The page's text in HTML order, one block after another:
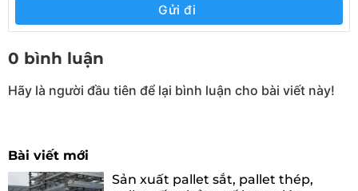
Gửi đi
0 bình luận
Hãy là người đầu tiên để lại bình luận cho bài viết này!
Bài viết mới
Sản xuất pallet sắt, pallet thép,